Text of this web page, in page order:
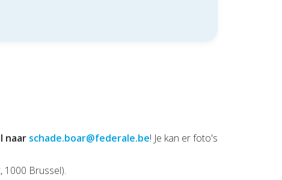
naar schade.boar@federale.be! Je kan er foto's
1000 Brussel).